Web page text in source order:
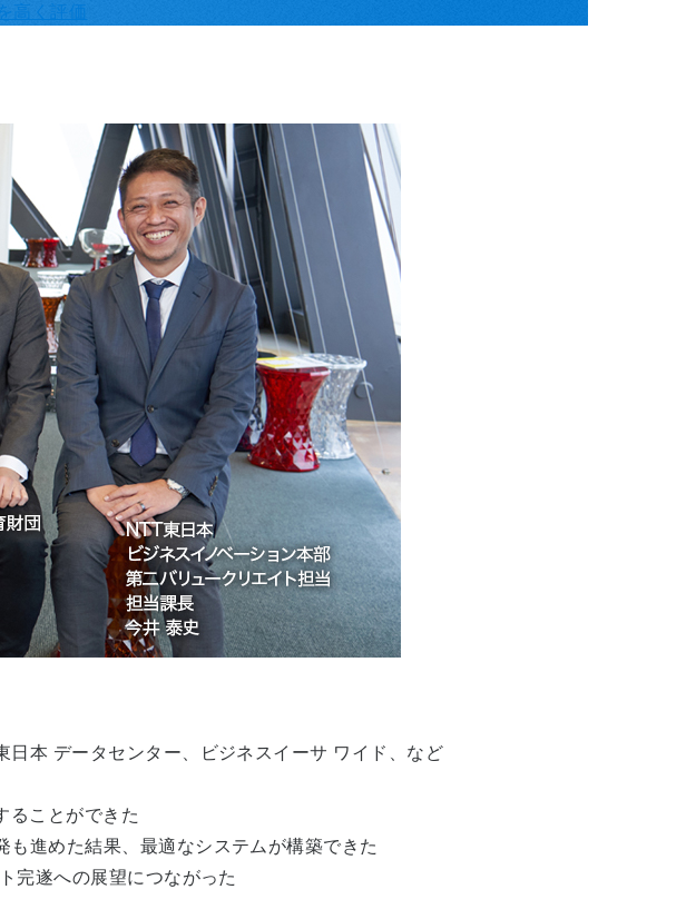
高く評価
本 データセンター、ビジネスイーサ ワイド、など
ることができた
進めた結果、最適なシステムが構築できた
完遂への展望につながった